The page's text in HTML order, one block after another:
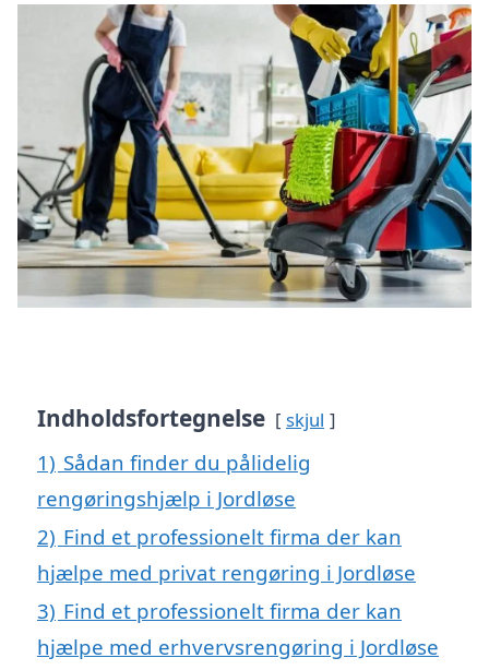
Indholdsfortegnelse skjul
1) Sådan finder du pålidelig
rengøringshjælp i Jordløse
2) Find et professionelt firma der kan
hjælpe med privat rengøring i Jordløse
3) Find et professionelt firma der kan
hjælpe med erhvervsrengøring i Jordløse